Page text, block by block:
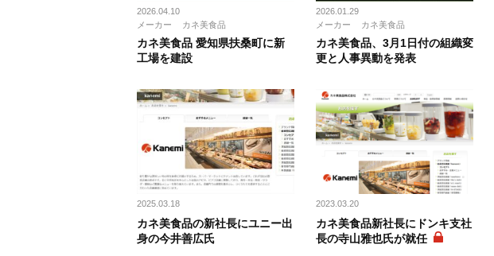
2026.04.10
メーカー
カネ美食品
カネ美食品 愛知県扶桑町に新
工場を建設
2026.01.29
メーカー
カネ美食品
カネ美食品、3月1日付の組織変
更と人事異動を発表
2025.03.18
カネ美食品の新社長にユニー出
身の今井善広氏
2023.03.20
カネ美食品新社長にドンキ支社
長の寺山雅也氏が就任